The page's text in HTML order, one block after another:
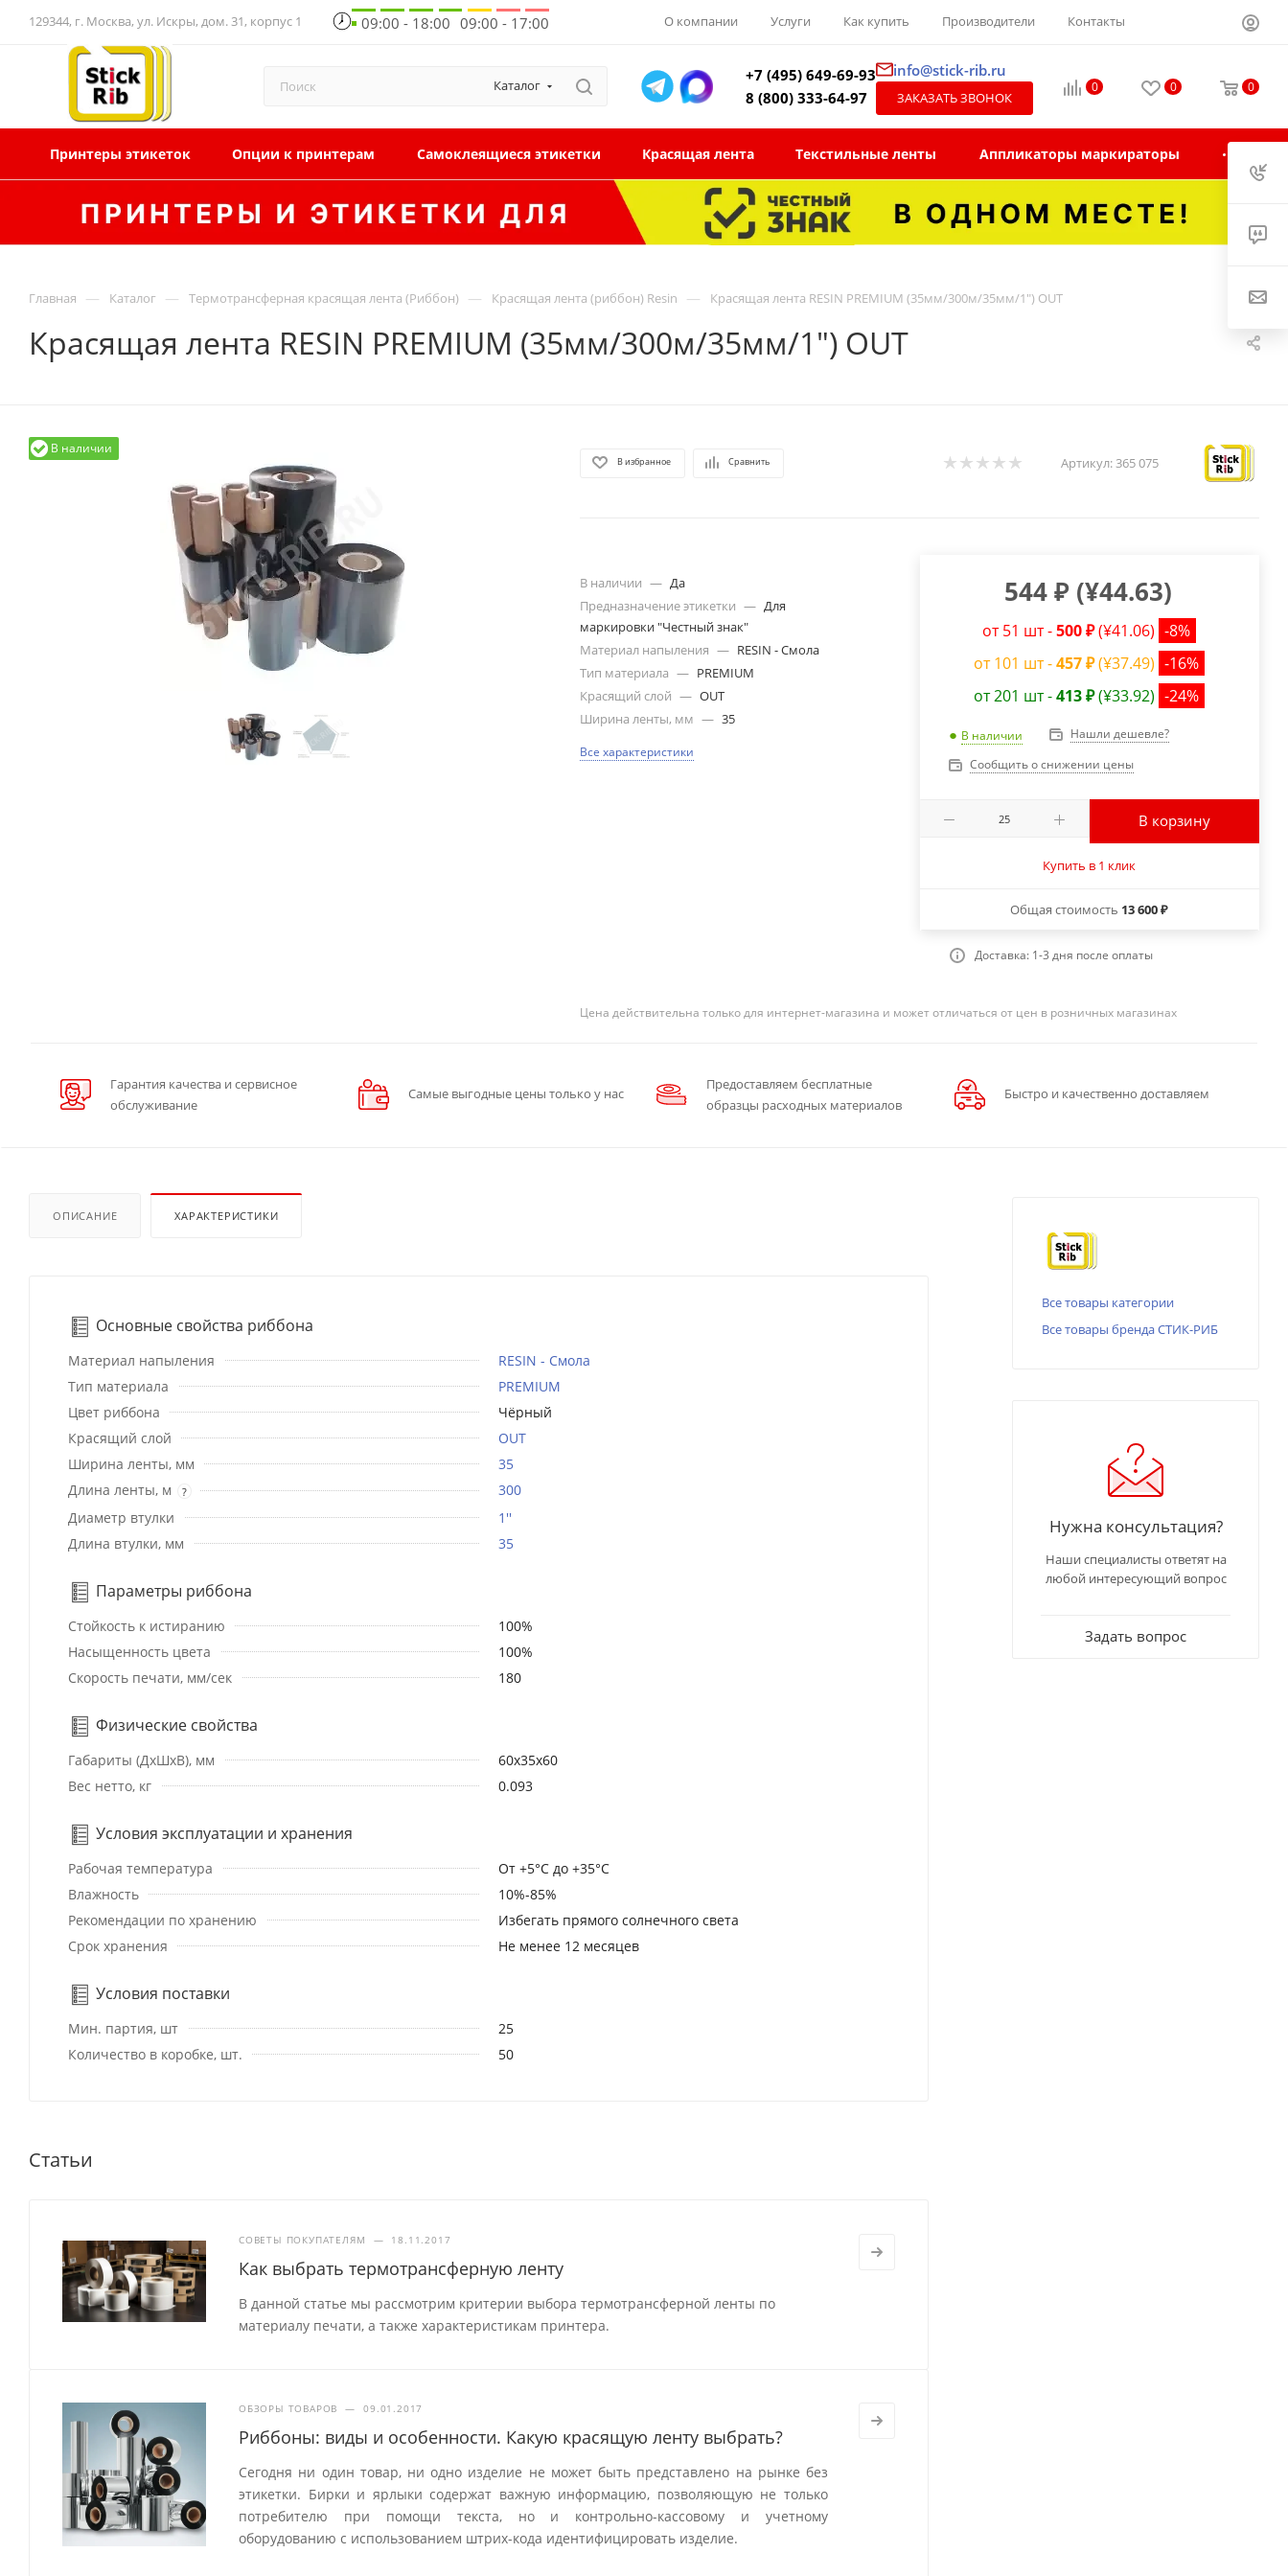
129344, г. Москва, ул. Искры, дом. 31, корпус 1 09:00 - 18:00 09:00 - 17:00 О компании Услуги Как купить Производители Контакты
Каталог
+7 (495) 649-69-93
8 (800) 333-64-97
info@stick-rib.ru
ЗАКАЗАТЬ ЗВОНОК
0 0 0
Принтеры этикеток Опции к принтерам Самоклеящиеся этикетки Красящая лента Текстильные ленты Аппликаторы маркираторы
Главная — Каталог — Термотрансферная красящая лента (Риббон) — Красящая лента (риббон) Resin — Красящая лента RESIN PREMIUM (35мм/300м/35мм/1") OUT
Красящая лента RESIN PREMIUM (35мм/300м/35мм/1") OUT
В наличии
В избранное Сравнить Артикул:365 075
В наличии — Да
Предназначение этикетки — Для
маркировки "Честный знак"
Материал напыления — RESIN - Смола
Тип материала — PREMIUM
Красящий слой — OUT
Ширина ленты, мм — 35
Все характеристики
544₽ (¥44.63)
от 51 шт -500 ₽(¥41.06) -8%
от 101 шт -457 ₽(¥37.49) -16%
от 201 шт -413 ₽(¥33.92) -24%
В наличии
Нашли дешевле?
Сообщить о снижении цены
В корзину
Купить в 1 клик
Общая стоимость 13 600 ₽
Доставка: 1-3 дня после оплаты
Цена действительна только для интернет-магазина и может отличаться от цен в розничных магазинах
Гарантия качества и сервисное
обслуживание
Самые выгодные цены только у нас
Предоставляем бесплатные
образцы расходных материалов
Быстро и качественно доставляем
ОПИСАНИЕ ХАРАКТЕРИСТИКИ
Основные свойства риббона
Материал напыления
RESIN - Смола
Тип материала
PREMIUM
Цвет риббона
Чёрный
Красящий слой
OUT
Ширина ленты, мм
35
Длина ленты, м
?
300
Диаметр втулки
1''
Длина втулки, мм
35
Параметры риббона
Стойкость к истиранию
100%
Насыщенность цвета
100%
Скорость печати, мм/сек
180
Физические свойства
Габариты (ДхШхВ), мм
60x35x60
Вес нетто, кг
0.093
Условия эксплуатации и хранения
Рабочая температура
От +5°С до +35°С
Влажность
10%-85%
Рекомендации по хранению
Избегать прямого солнечного света
Срок хранения
Не менее 12 месяцев
Условия поставки
Мин. партия, шт
25
Количество в коробке, шт.
50
Статьи
СОВЕТЫ ПОКУПАТЕЛЯМ — 18.11.2017
Как выбрать термотрансферную ленту
В данной статье мы рассмотрим критерии выбора термотрансферной ленты по
материалу печати, а также характеристикам принтера.
ОБЗОРЫ ТОВАРОВ — 09.01.2017
Риббоны: виды и особенности. Какую красящую ленту выбрать?
Сегодня ни один товар, ни одно изделие не может быть представлено на рынке без
этикетки. Бирки и ярлыки содержат важную информацию, позволяющую не только
потребителю при помощи текста, но и контрольно-кассовому и учетному
оборудованию с использованием штрих-кода идентифицировать изделие.
Все товары категории
Все товары бренда СТИК-РИБ
Нужна консультация?
Наши специалисты ответят на
любой интересующий вопрос
Задать вопрос